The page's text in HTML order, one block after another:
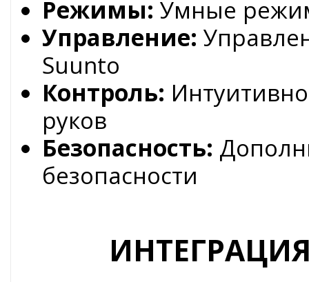
Режимы: Умные
Управление:
Suunto
Контроль:
руков
Безопасность:
безопасности